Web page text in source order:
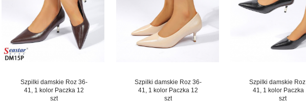
Szpilki damskie Roz 36-
41, 1 kolor Paczka 12
szt
Szpilki damskie Roz 36-
41, 1 kolor Paczka 12
szt
Szpilki damskie
41, 1 kolor Paczka
szt